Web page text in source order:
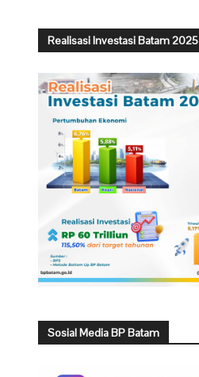
Realisasi Investasi Batam 2025
Sosial Media BP Batam